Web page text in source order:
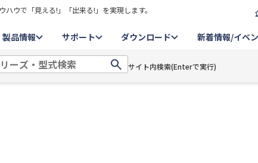
ウで「見える!」「出来る!」を実現します。
製品情報 サポート ダウンロード 新着情報/イベ
サイト内検索(Enterで実行)